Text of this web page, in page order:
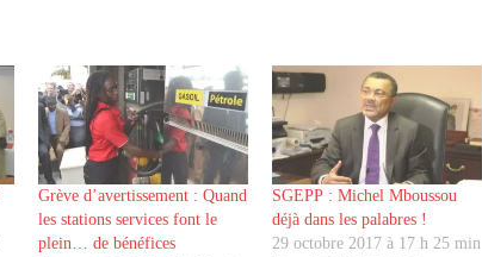
Grève d’avertissement : Quand
les stations services font le
plein… de bénéfices
SGEPP : Michel Mboussou
déjà dans les palabres !
29 octobre 2017 à 17 h 25 min